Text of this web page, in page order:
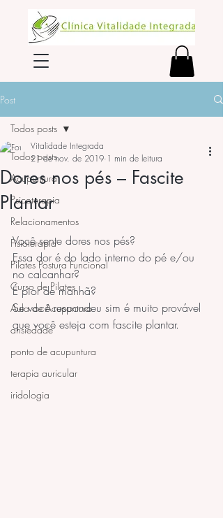
Post
Todos posts
Acupuntura
Psicoterapia
Relacionamentos
Fisioterapia
Pilates Postura Funcional
Curso de Pilates
Aula de Acupuntura
ansiedade
ponto de acupuntura
terapia auricular
iridologia
Todos posts
Dores nos pés – Fascite
Plantar
Vitalidade Integrada
21 de nov. de 2019 1 min de leitura
Você sente dores nos pés?
Essa dor é do lado interno do pé e/ou
no calcanhar?
É pior de manhã?
Se você respondeu sim é muito provável
que você esteja com fascite plantar.